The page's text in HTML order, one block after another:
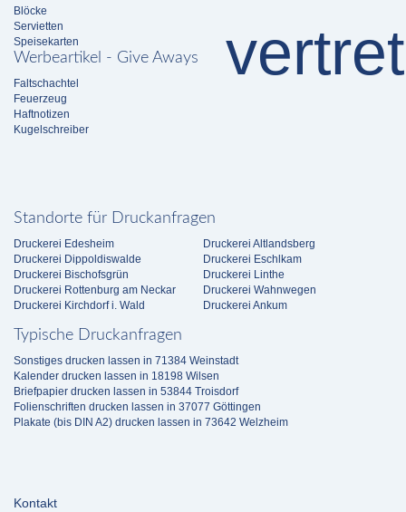
Blöcke
Servietten
Speisekarten
Werbeartikel - Give Aways
Faltschachtel
Feuerzeug
Haftnotizen
Kugelschreiber
Standorte für Druckanfragen
Druckerei Edesheim
Druckerei Dippoldiswalde
Druckerei Bischofsgrün
Druckerei Rottenburg am Neckar
Druckerei Kirchdorf i. Wald
Druckerei Altlandsberg
Druckerei Eschlkam
Druckerei Linthe
Druckerei Wahnwegen
Druckerei Ankum
Typische Druckanfragen
Sonstiges drucken lassen in 71384 Weinstadt
Kalender drucken lassen in 18198 Wilsen
Briefpapier drucken lassen in 53844 Troisdorf
Folienschriften drucken lassen in 37077 Göttingen
Plakate (bis DIN A2) drucken lassen in 73642 Welzheim
Kontakt